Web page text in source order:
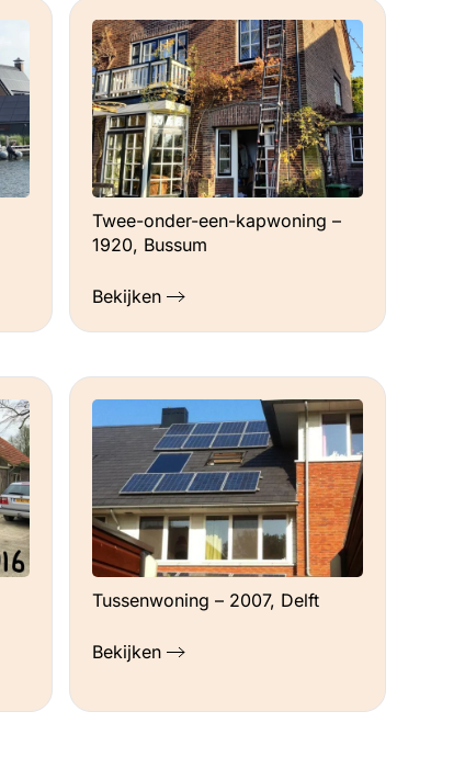
Twee-onder-een-kapwoning –
1920, Bussum
Bekijken
Tussenwoning – 2007, Delft
Bekijken